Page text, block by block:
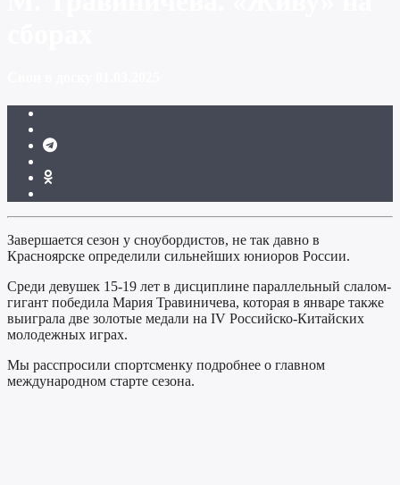
Завершается сезон у сноубордистов, не так давно в
Красноярске определили сильнейших юниоров России.
Среди девушек 15-19 лет в дисциплине параллельный слалом-
гигант победила Мария Травиничева, которая в январе также
выиграла две золотые медали на IV Российско-Китайских
молодежных играх.
Мы расспросили спортсменку подробнее о главном
международном старте сезона.